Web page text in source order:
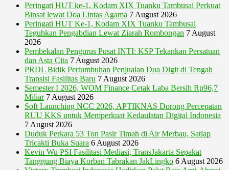
Peringati HUT ke-1, Kodam XIX Tuanku Tambusai Perkuat
Binsat lewat Doa Lintas Agama 7 August 2026
Peringati HUT Ke-1, Kodam XIX Tuanku Tambusai
Teguhkan Pengabdian Lewat Ziarah Rombongan 7 August
2026
Pembekalan Pengurus Pusat INTI: KSP Tekankan Persatuan
dan Asta Cita 7 August 2026
PRDL Bidik Pertumbuhan Penjualan Dua Digit di Tengah
Transisi Fasilitas Baru 7 August 2026
Semester I 2026, WOM Finance Cetak Laba Bersih Rp96,7
Miliar 7 August 2026
Soft Launching NCC 2026, APTIKNAS Dorong Percepatan
RUU KKS untuk Memperkuat Kedaulatan Digital Indonesia
7 August 2026
Duduk Perkara 53 Ton Pasir Timah di Air Merbau, Satlap
Tricakti Buka Suara 6 August 2026
Kevin Wu PSI Fasilitasi Mediasi, TransJakarta Sepakat
Tanggung Biaya Korban Tabrakan JakLingko 6 August 2026